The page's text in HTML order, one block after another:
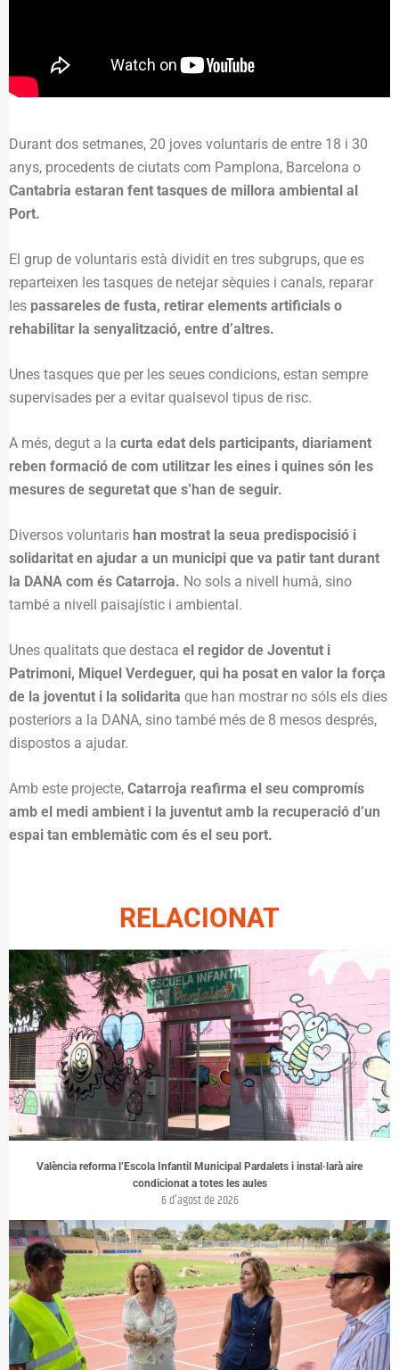
Durant dos setmanes, 20 joves voluntaris de entre 18 i 30
anys, procedents de ciutats com Pamplona, Barcelona o
Cantabria estaran fent tasques de millora ambiental al
Port.
El grup de voluntaris està dividit en tres subgrups, que es
reparteixen les tasques de netejar sèquies i canals, reparar
les passareles de fusta, retirar elements artificials o
rehabilitar la senyalització, entre d’altres.
Unes tasques que per les seues condicions, estan sempre
supervisades per a evitar qualsevol tipus de risc.
A més, degut a la curta edat dels participants, diariament
reben formació de com utilitzar les eines i quines són les
mesures de seguretat que s’han de seguir.
Diversos voluntaris han mostrat la seua predispocisió i
solidaritat en ajudar a un municipi que va patir tant durant
la DANA com és Catarroja. No sols a nivell humà, sino
també a nivell paisajístic i ambiental.
Unes qualitats que destaca el regidor de Joventut i
Patrimoni, Miquel Verdeguer, qui ha posat en valor la força
de la joventut i la solidarita que han mostrar no sóls els dies
posteriors a la DANA, sino també més de 8 mesos després,
dispostos a ajudar.
Amb este projecte, Catarroja reafirma el seu compromís
amb el medi ambient i la juventut amb la recuperació d’un
espai tan emblemàtic com és el seu port.
RELACIONAT
València reforma l’Escola Infantil Municipal Pardalets i instal·larà aire
condicionat a totes les aules
6 d'agost de 2026